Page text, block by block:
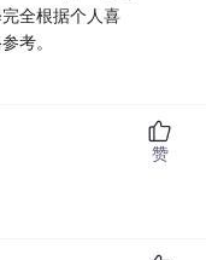
全根据个人喜
考。
赞